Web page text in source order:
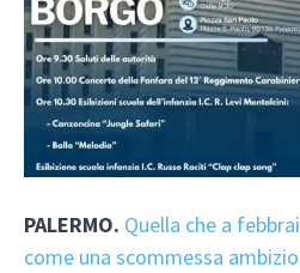
PALERMO. Quella che a
come una scommessa